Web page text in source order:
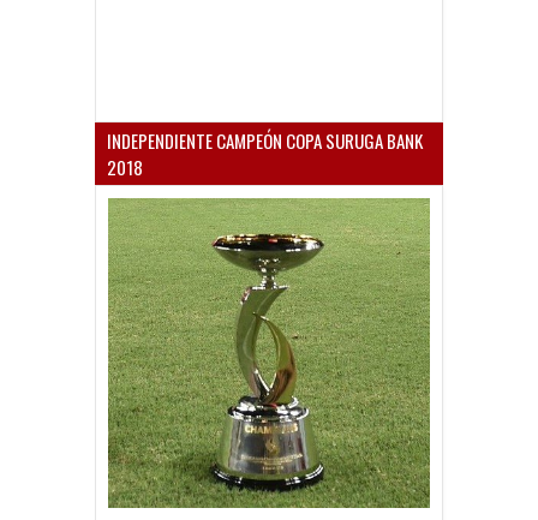
INDEPENDIENTE CAMPEÓN COPA SURUGA BANK
2018